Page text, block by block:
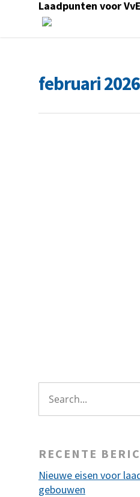
Laadpunten voor
februari 2026
RECENTE
Nieuwe eisen voor
gebouwen